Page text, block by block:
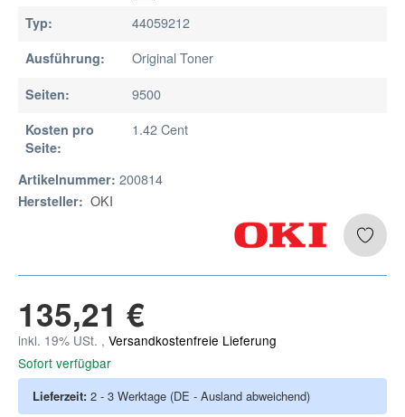
Typ: 44059212
Ausführung: Original Toner
Seiten: 9500
Kosten pro
Seite:
1.42 Cent
Artikelnummer: 200814
Hersteller: OKI
135,21 €
inkl. 19% USt. , Versandkostenfreie Lieferung
Sofort verfügbar
Lieferzeit: 2 - 3 Werktage (DE - Ausland abweichend)